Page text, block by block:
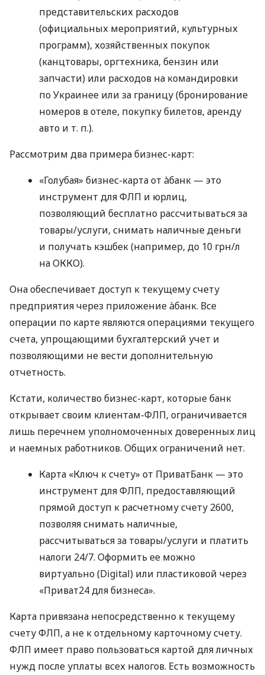
представительских расходов
(официальных мероприятий, культурных
программ), хозяйственных покупок
(канцтовары, оргтехника, бензин или
запчасти) или расходов на командировки
по Украинее или за границу (бронирование
номеров в отеле, покупку билетов, аренду
авто и т. п.).
Рассмотрим два примера бизнес-карт:
«Голубая» бизнес-карта от àбанк — это
инструмент для ФЛП и юрлиц,
позволяющий бесплатно рассчитываться за
товары/услуги, снимать наличные деньги
и получать кэшбек (например, до 10 грн/л
на ОККО).
Она обеспечивает доступ к текущему счету
предприятия через приложение àбанк. Все
операции по карте являются операциями текущего
счета, упрощающими бухгалтерский учет и
позволяющими не вести дополнительную
отчетность.
Кстати, количество бизнес-карт, которые банк
открывает своим клиентам-ФЛП, ограничивается
лишь перечнем уполномоченных доверенных лиц
и наемных работников. Общих ограничений нет.
Карта «Ключ к счету» от ПриватБанк — это
инструмент для ФЛП, предоставляющий
прямой доступ к расчетному счету 2600,
позволяя снимать наличные,
рассчитываться за товары/услуги и платить
налоги 24/7. Оформить ее можно
виртуально (Digital) или пластиковой через
«Приват24 для бизнеса».
Карта привязана непосредственно к текущему
счету ФЛП, а не к отдельному карточному счету.
ФЛП имеет право пользоваться картой для личных
нужд после уплаты всех налогов. Есть возможность